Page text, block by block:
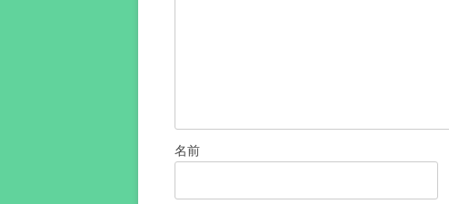
名前